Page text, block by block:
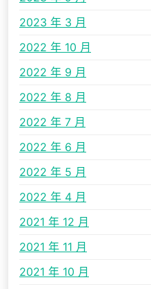
2023 年 3 月
2022 年 10 月
2022 年 9 月
2022 年 8 月
2022 年 7 月
2022 年 6 月
2022 年 5 月
2022 年 4 月
2021 年 12 月
2021 年 11 月
2021 年 10 月